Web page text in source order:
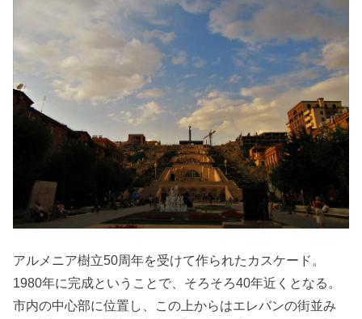
アルメニア樹立50周年を受けて作られたカスケード。
1980年に完成ということで、そろそろ40年近くとなる。
市内の中心部に位置し、この上からはエレバンの街並み